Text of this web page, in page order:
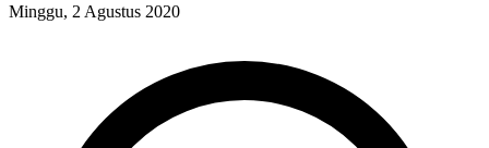
Minggu, 2 Agustus 2020